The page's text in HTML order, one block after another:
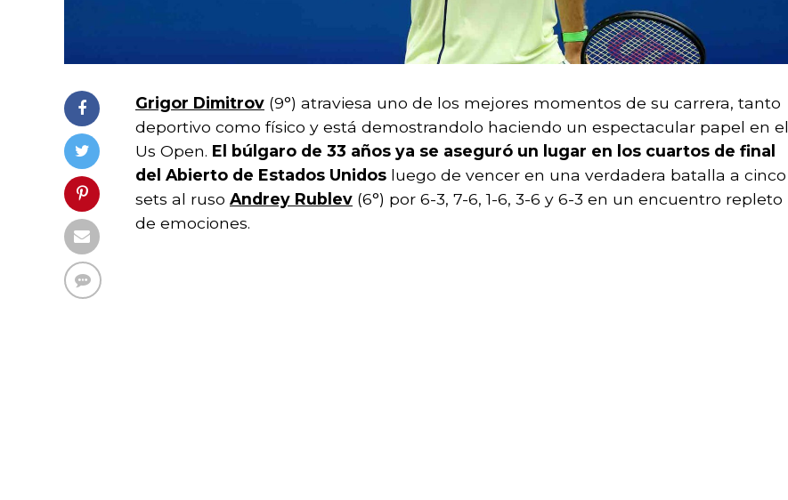
Grigor Dimitrov (9°) atraviesa uno de los mejores momentos de su carrera, tanto
deportivo como físico y está demostrandolo haciendo un espectacular papel en el
Us Open. El búlgaro de 33 años ya se aseguró un lugar en los cuartos de final
del Abierto de Estados Unidos luego de vencer en una verdadera batalla a cinco
sets al ruso Andrey Rublev (6°) por 6-3, 7-6, 1-6, 3-6 y 6-3 en un encuentro repleto
de emociones.